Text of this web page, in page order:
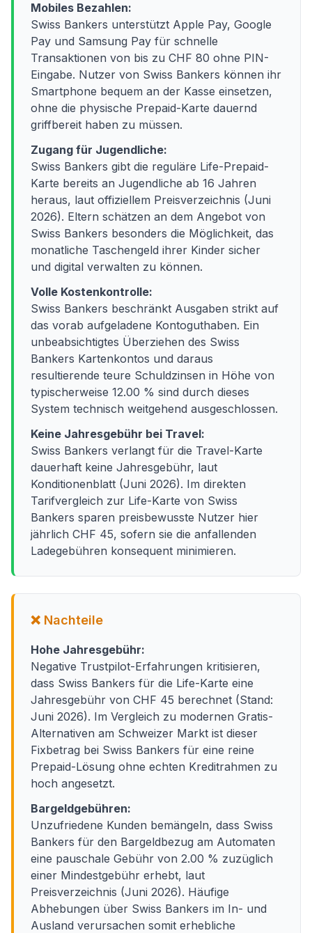
Mobiles Bezahlen:
Swiss Bankers unterstützt Apple Pay, Google
Pay und Samsung Pay für schnelle
Transaktionen von bis zu CHF 80 ohne PIN-
Eingabe. Nutzer von Swiss Bankers können ihr
Smartphone bequem an der Kasse einsetzen,
ohne die physische Prepaid-Karte dauernd
griffbereit haben zu müssen.
Zugang für Jugendliche:
Swiss Bankers gibt die reguläre Life-Prepaid-
Karte bereits an Jugendliche ab 16 Jahren
heraus, laut offiziellem Preisverzeichnis (Juni
2026). Eltern schätzen an dem Angebot von
Swiss Bankers besonders die Möglichkeit, das
monatliche Taschengeld ihrer Kinder sicher
und digital verwalten zu können.
Volle Kostenkontrolle:
Swiss Bankers beschränkt Ausgaben strikt auf
das vorab aufgeladene Kontoguthaben. Ein
unbeabsichtigtes Überziehen des Swiss
Bankers Kartenkontos und daraus
resultierende teure Schuldzinsen in Höhe von
typischerweise 12.00 % sind durch dieses
System technisch weitgehend ausgeschlossen.
Keine Jahresgebühr bei Travel:
Swiss Bankers verlangt für die Travel-Karte
dauerhaft keine Jahresgebühr, laut
Konditionenblatt (Juni 2026). Im direkten
Tarifvergleich zur Life-Karte von Swiss
Bankers sparen preisbewusste Nutzer hier
jährlich CHF 45, sofern sie die anfallenden
Ladegebühren konsequent minimieren.
❌ Nachteile
Hohe Jahresgebühr:
Negative Trustpilot-Erfahrungen kritisieren,
dass Swiss Bankers für die Life-Karte eine
Jahresgebühr von CHF 45 berechnet (Stand:
Juni 2026). Im Vergleich zu modernen Gratis-
Alternativen am Schweizer Markt ist dieser
Fixbetrag bei Swiss Bankers für eine reine
Prepaid-Lösung ohne echten Kreditrahmen zu
hoch angesetzt.
Bargeldgebühren:
Unzufriedene Kunden bemängeln, dass Swiss
Bankers für den Bargeldbezug am Automaten
eine pauschale Gebühr von 2.00 % zuzüglich
einer Mindestgebühr erhebt, laut
Preisverzeichnis (Juni 2026). Häufige
Abhebungen über Swiss Bankers im In- und
Ausland verursachen somit erhebliche